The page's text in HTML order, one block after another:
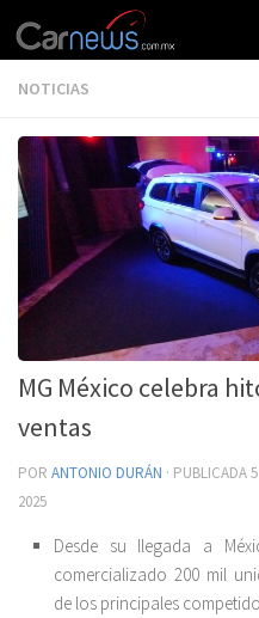
NOTICIAS
MG México celebra
ventas
POR ANTONIO DURÁN · PUBLICADA
2025
Desde su llegada a
comercializado 200 mil
de los principales